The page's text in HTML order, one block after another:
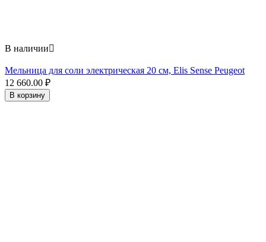
В наличии
Мельница для соли электрическая 20 см, Elis Sense Peugeot
12 660.00 ₽
В корзину